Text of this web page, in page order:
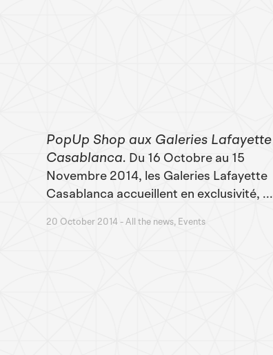
PopUp Shop aux Galeries Lafayette
Casablanca Du 16 Octobre au 15
Novembre 2014, les Galeries Lafayette
Casablanca accueillent en exclusivité, ...
20 October 2014 All the news, Events